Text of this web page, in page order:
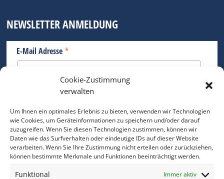
Cookie-Zustimmung
verwalten
Um Ihnen ein optimales Erlebnis zu bieten, verwenden wir Technologien
wie Cookies, um Geräteinformationen zu speichern und/oder darauf
zuzugreifen. Wenn Sie diesen Technologien zustimmen, können wir
Daten wie das Surfverhalten oder eindeutige IDs auf dieser Website
verarbeiten. Wenn Sie Ihre Zustimmung nicht erteilen oder zurückziehen,
können bestimmte Merkmale und Funktionen beeinträchtigt werden.
Funktional Immer aktiv
NEWSLETTER ANMELDUNG
E-Mail Adresse *
Bitte geben Sie Ihre E-Mail Adresse ein.
*